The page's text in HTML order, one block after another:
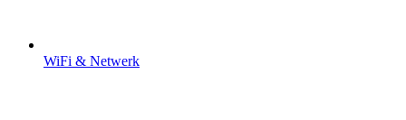
WiFi & Netwerk